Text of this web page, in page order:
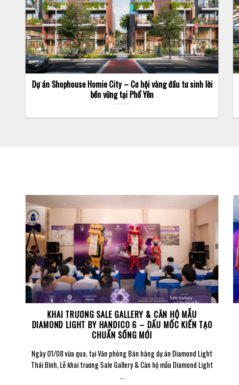
Dự án Shophouse Homie City – Cơ hội vàng đầu tư sinh lời
bền vững tại Phổ Yên
KHAI TRƯƠNG SALE GALLERY & CĂN HỘ MẪU
DIAMOND LIGHT BY HANDICO 6 – DẤU MỐC KIẾN TẠO
CHUẨN SỐNG MỚI
Ngày 01/08 vừa qua, tại Văn phòng Bán hàng dự án Diamond Light
Thái Bình, Lễ khai trương Sale Gallery & Căn hộ mẫu Diamond Light
...